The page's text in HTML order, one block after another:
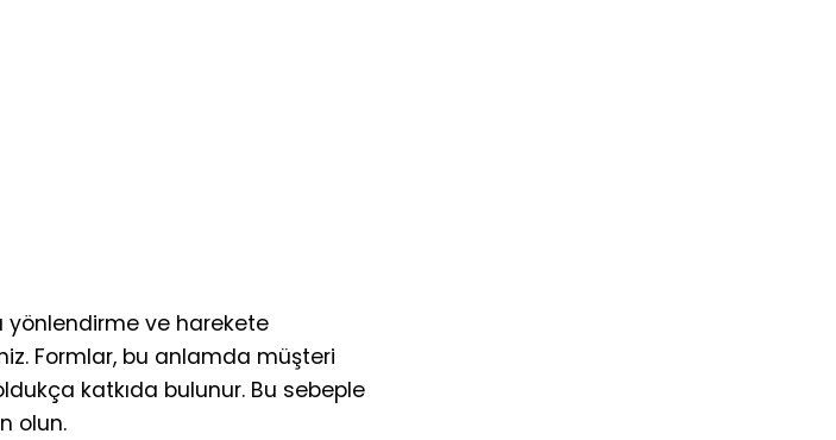
yönlendirme ve harekete
Formlar, bu anlamda müşteri
katkıda bulunur. Bu sebeple
olun.